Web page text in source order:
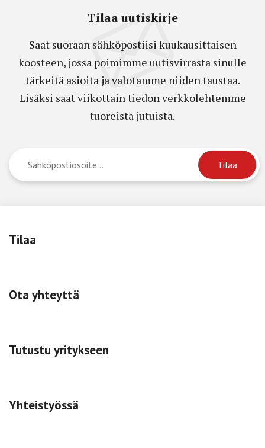
Tilaa uutiskirje
Saat suoraan sähköpostiisi kuukausittaisen
koosteen, jossa poimimme uutisvirrasta sinulle
tärkeitä asioita ja valotamme niiden taustaa.
Lisäksi saat viikottain tiedon verkkolehtemme
tuoreista jutuista.
Tilaa
Ota yhteyttä
Tutustu yritykseen
Yhteistyössä